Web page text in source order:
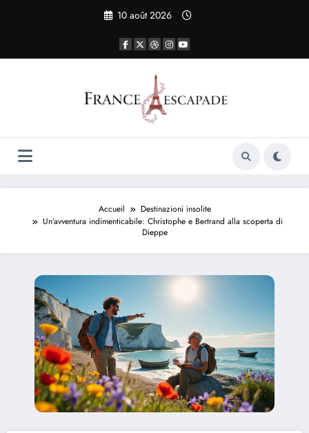
10 août 2026
Accueil
Destinazioni insolite
Un’avventura indimenticabile: Christophe e Bertrand alla scoperta di
Dieppe